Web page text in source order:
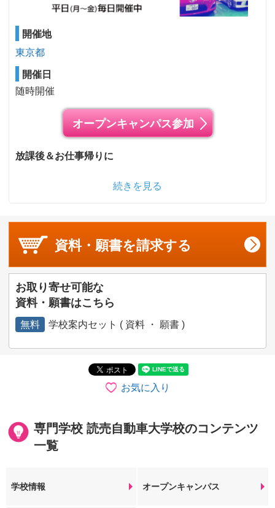
開催地
東京都
開催日
随時開催
オープンキャンパス参加
放課後＆お仕事帰りに
続きを見る
資料・願書を請求する
お取り寄せ可能な
資料・願書はこちら
無料 学校案内セット ( 資料 ・ 願書 )
お気に入り
専門学校 読売自動車大学校のコンテンツ
一覧
学校情報 オープンキャンパス